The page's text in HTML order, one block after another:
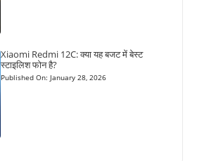
Xiaomi Redmi 12C: क्या यह बजट में बेस्ट
स्टाइलिश फोन है?
Published On: January 28, 2026